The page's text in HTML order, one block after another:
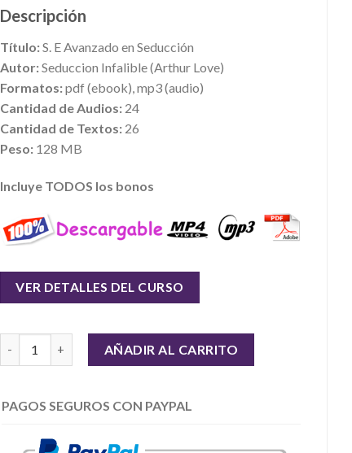
Descripción
Título:S. E Avanzado en Seducción
Autor:Seduccion Infalible (Arthur Love)
Formatos:pdf (ebook), mp3 (audio)
Cantidad de Audios:24
Cantidad de Textos:26
Peso:128 MB
Incluye TODOS los bonos
VER DETALLES DEL CURSO
AÑADIR AL CARRITO
PAGOS SEGUROS CON PAYPAL